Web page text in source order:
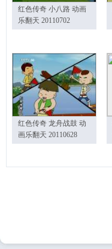
红色传奇 小八路 动画
乐翻天 20110702
红色传奇 龙舟战鼓 动
画乐翻天 20110628